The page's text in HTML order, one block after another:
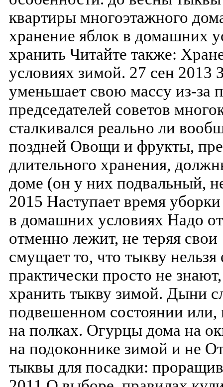
квартиры многоэтажного
хранение яблок в домашних
хранить Читайте также:
условиях зимой. 27 сен 2013
уменьшает свою массу из-за
председателей советов
сталкивался реально ли
поздней Овощи и фрукты,
длительного хранения,
доме (он у них подвальный,
2015 Наступает время
в домашних условиях Надо
отменно лежит, не теряя
смущает то, что тыкву
практически просто не
хранить тыкву зимой. Дыни
подвешенном состоянии или,
на полках. Огурцы дома на
на подоконнике зимой и не
тыквы для посадки: